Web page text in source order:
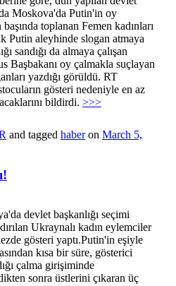
Moskova'da Putin'in oy
başında toplanan Femen kadınları
Putin aleyhinde slogan atmaya
sandığı da almaya çalışan
Başbakanı oy çalmakla suçlayan
yazdığı görüldü. RT
gösteri nedeniyle en az
bildirdi. >>>
and tagged haberon March 5,
devlet başkanlığı seçimi
Ukraynalı kadın eylemciler
gösteri yaptı.Putin'in eşiyle
kısa bir süre, gösterici
çalma girişiminde
sonra üstlerini çıkaran üç